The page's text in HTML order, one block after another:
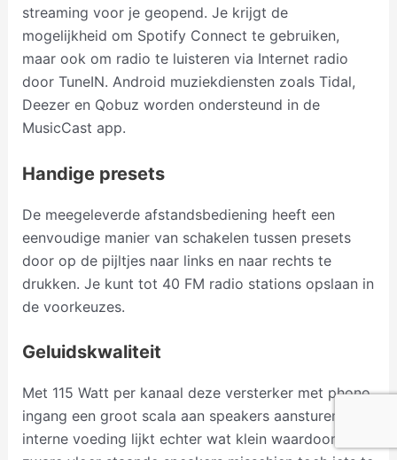
streaming voor je geopend. Je krijgt de
mogelijkheid om Spotify Connect te gebruiken,
maar ook om radio te luisteren via Internet radio
door TuneIN. Android muziekdiensten zoals Tidal,
Deezer en Qobuz worden ondersteund in de
MusicCast app.
Handige presets
De meegeleverde afstandsbediening heeft een
eenvoudige manier van schakelen tussen presets
door op de pijltjes naar links en naar rechts te
drukken. Je kunt tot 40 FM radio stations opslaan in
de voorkeuzes.
Geluidskwaliteit
Met 115 Watt per kanaal deze versterker met phono
ingang een groot scala aan speakers aansturen. De
interne voeding lijkt echter wat klein waardoor